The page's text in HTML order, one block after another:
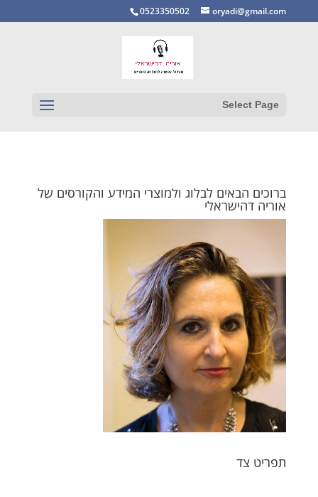
0523350502 oryadi@gmail.com
Select Page
ברוכים הבאים לבלוג ולמוצרי המידע והקורסים של
אוריה דהישראלי
תפריט צד